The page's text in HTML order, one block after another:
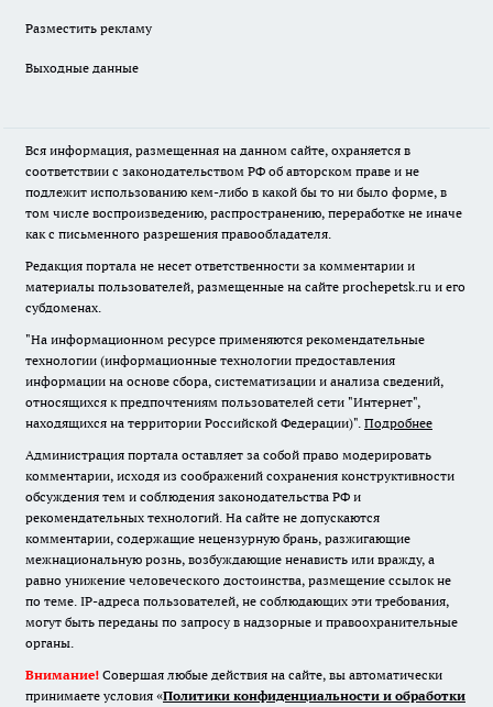
Разместить рекламу
Выходные данные
Вся информация, размещенная на данном сайте, охраняется в
соответствии с законодательством РФ об авторском праве и не
подлежит использованию кем-либо в какой бы то ни было форме, в
том числе воспроизведению, распространению, переработке не иначе
как с письменного разрешения правообладателя.
Редакция портала не несет ответственности за комментарии и
материалы пользователей, размещенные на сайте prochepetsk.ru и его
субдоменах.
"На информационном ресурсе применяются рекомендательные
технологии (информационные технологии предоставления
информации на основе сбора, систематизации и анализа сведений,
относящихся к предпочтениям пользователей сети "Интернет",
находящихся на территории Российской Федерации)". Подробнее
Администрация портала оставляет за собой право модерировать
комментарии, исходя из соображений сохранения конструктивности
обсуждения тем и соблюдения законодательства РФ и
рекомендательных технологий. На сайте не допускаются
комментарии, содержащие нецензурную брань, разжигающие
межнациональную рознь, возбуждающие ненависть или вражду, а
равно унижение человеческого достоинства, размещение ссылок не
по теме. IP-адреса пользователей, не соблюдающих эти требования,
могут быть переданы по запросу в надзорные и правоохранительные
органы.
Внимание! Совершая любые действия на сайте, вы автоматически
принимаете условия «Политики конфиденциальности и обработки